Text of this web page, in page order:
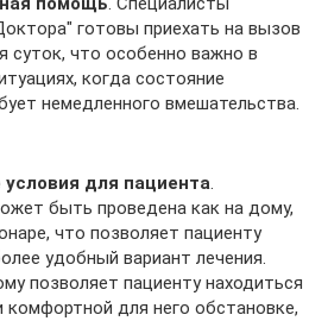
готовы приехать на вызов
суток, что особенно важно в
когда состояние
немедленного вмешательства.
для пациента.
быть проведена как на дому,
что позволяет пациенту
удобный вариант лечения.
позволяет пациенту находиться
комфортной для него обстановке,